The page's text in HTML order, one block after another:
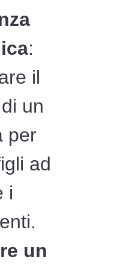
:
il
un
per
ad
i
un